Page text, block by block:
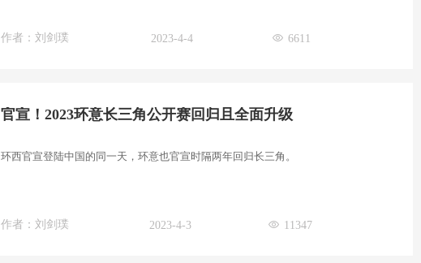
作者： 刘剑璞 2023-4-4 6611
官宣！2023环意长三角公开赛回归且全面升级
环西官宣登陆中国的同一天，环意也官宣时隔两年回归长三角。
作者： 刘剑璞 2023-4-3 11347